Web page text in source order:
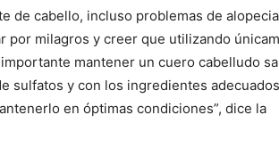
de cabello, incluso problemas de
por milagros y creer que utilizando
mantener un cuero cabelludo
sulfatos y con los ingredientes
en óptimas condiciones”, dice la